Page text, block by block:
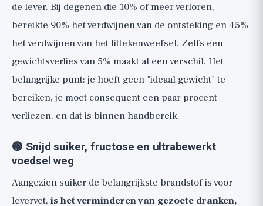
de lever. Bij degenen die 10% of meer verloren,
bereikte 90% het verdwijnen van de ontsteking en 45%
het verdwijnen van het littekenweefsel. Zelfs een
gewichtsverlies van 5% maakt al een verschil. Het
belangrijke punt: je hoeft geen "ideaal gewicht" te
bereiken, je moet consequent een paar procent
verliezen, en dat is binnen handbereik.
🟢 Snijd suiker, fructose en ultrabewerkt
voedsel weg
Aangezien suiker de belangrijkste brandstof is voor
levervet, is het verminderen van gezoete dranken,